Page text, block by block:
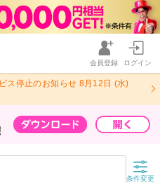
会員登録 ログイン
ス停止のお知らせ 8月12日 (水)
条件変更